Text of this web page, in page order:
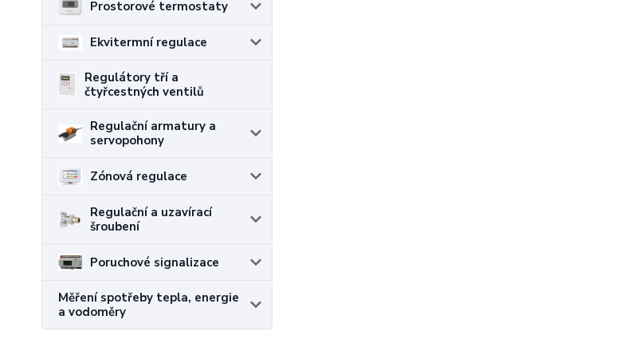
Prostorové termostaty
Ekvitermní regulace
Regulátory tří a
čtyřcestných ventilů
Regulační armatury a
servopohony
Zónová regulace
Regulační a uzavírací
šroubení
Poruchové signalizace
Měření spotřeby tepla, energie
a vodoměry